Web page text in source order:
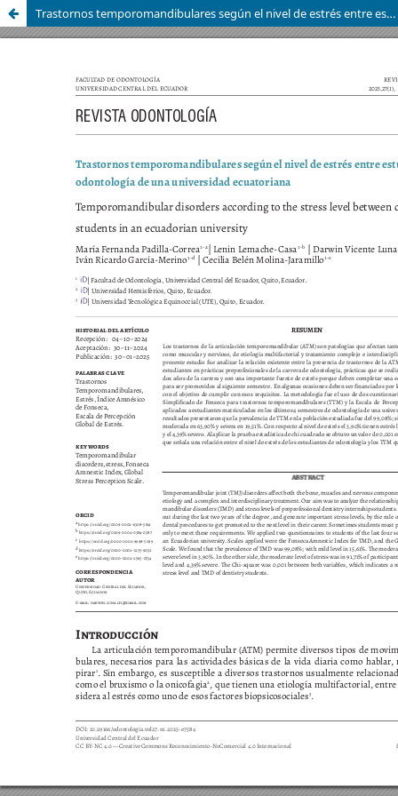
Trastornos temporomandibulares según el nivel de estrés entre estudiantes de odontología de una universidad ecuatoriana